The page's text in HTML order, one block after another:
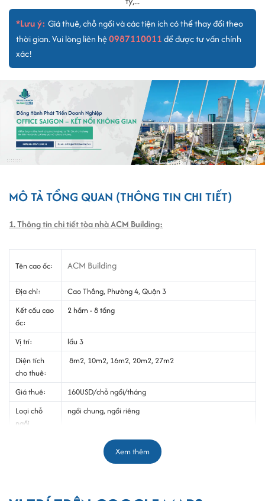
*Lưu ý: Giá thuê, chỗ ngồi và các tiện ích có thể thay đổi theo
thời gian. Vui lòng liên hệ0987110011để được tư vấn chính
xác!
MÔ TẢ TỔNG QUAN (THÔNG TIN CHI TIẾT)
1. Thông tin chi tiết tòa nhà ACM Building:
Tên cao ốc: ACM Building
Địa chỉ:
Cao Thắng, Phường 4, Quận 3
Kết cấu cao
ốc:
2 hầm - 8 tầng
Vị trí:
lầu 3
Diện tích
cho thuê:
8m2, 10m2, 16m2, 20m2, 27m2
Giá thuê:
160USD/chỗ ngồi/tháng
Loại chỗ
ngồi
ngồi chung, ngồi riêng
Xem thêm